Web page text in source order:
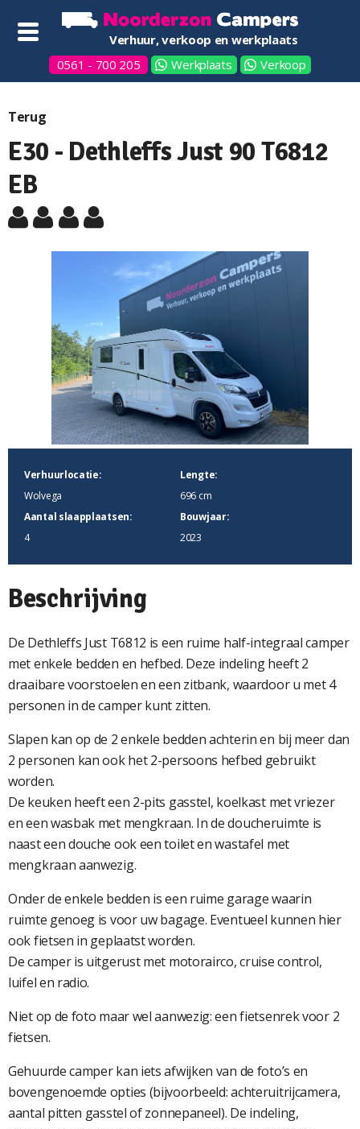
Verhuur, verkoop en werkplaats
0561 - 700 205
Werkplaats Verkoop
Terug
E30 - Dethleffs Just 90 T6812
EB
Verhuurlocatie:
Wolvega
Lengte:
696 cm
Aantal slaapplaatsen:
4
Bouwjaar:
2023
Beschrijving
De Dethleffs Just T6812 is een ruime half-integraal camper
met enkele bedden en hefbed. Deze indeling heeft 2
draaibare voorstoelen en een zitbank, waardoor u met 4
personen in de camper kunt zitten.
Slapen kan op de 2 enkele bedden achterin en bij meer dan
2 personen kan ook het 2-persoons hefbed gebruikt
worden.
De keuken heeft een 2-pits gasstel, koelkast met vriezer
en een wasbak met mengkraan. In de doucheruimte is
naast een douche ook een toilet en wastafel met
mengkraan aanwezig.
Onder de enkele bedden is een ruime garage waarin
ruimte genoeg is voor uw bagage. Eventueel kunnen hier
ook fietsen in geplaatst worden.
De camper is uitgerust met motorairco, cruise control,
luifel en radio.
Niet op de foto maar wel aanwezig: een fietsenrek voor 2
fietsen.
Gehuurde camper kan iets afwijken van de foto’s en
bovengenoemde opties (bijvoorbeeld: achteruitrijcamera,
aantal pitten gasstel of zonnepaneel). De indeling,